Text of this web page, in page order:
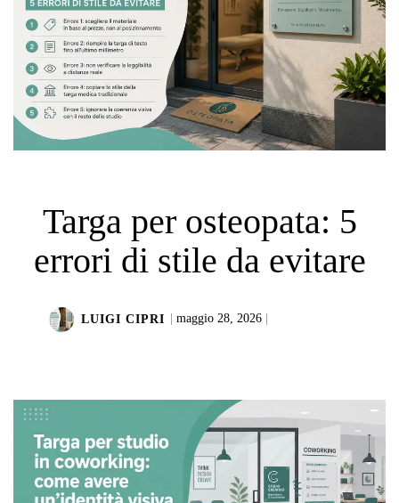
Targa per osteopata: 5
errori di stile da evitare
LUIGI CIPRI maggio 28, 2026|